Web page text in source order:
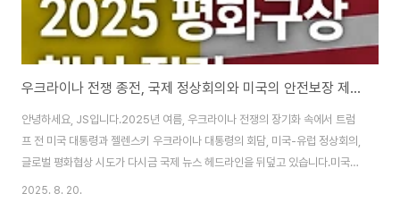
우크라이나 전쟁 종전, 국제 정상회의와 미국의 안전보장 제안 – 2025 평화구상 핵심 정리
안녕하세요, JS입니다.2025년 여름, 우크라이나 전쟁의 장기화 속에서 트럼
프 전 미국 대통령과 젤렌스키 우크라이나 대통령의 회담, 미국-유럽 정상회의,
글로벌 평화협상 시도가 다시금 국제 뉴스 헤드라인을 뒤덮고 있습니다.미국의
“안전보장” 제안과 국제 사회의 평화 로드맵 협상, 주요 정상들의 전략적 입장
2025. 8. 20.